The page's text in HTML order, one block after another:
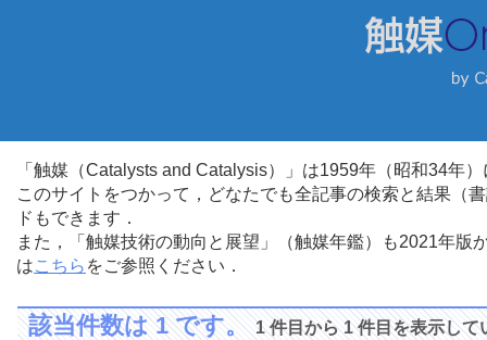
「触媒（Catalysts and Catalysis）」は1959年（昭和34年
このサイトをつかって，どなたでも全記事の検索と結果（
ドもできます．
また，「触媒技術の動向と展望」（触媒年鑑）も2021年
はこちら をご参照ください．
該当件数は 1 です。1 件目から 1 件目を表示して